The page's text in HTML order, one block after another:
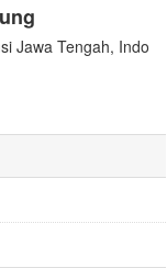
Jawa Tengah, Indo